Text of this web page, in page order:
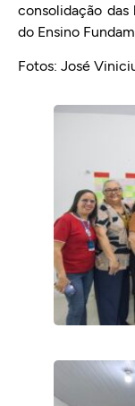
consolidação
do Ensino
Fotos: José